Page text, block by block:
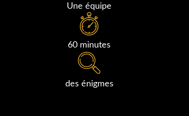
Une équipe
60 minutes
des énigmes